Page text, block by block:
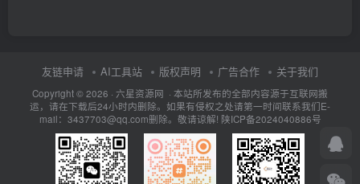
友链申请 AI工具站 版权声明 广告合作 关于我们
Copyright © 2026 · 六星资源网 · 本站所发布的全部内容源于互联网搬
运，请在下载后24小时内删除。如果有侵权之处请第一时间联系我们E-
mail：3437703@qq.com删除。敬请谅解! 陕ICP备2024040886号